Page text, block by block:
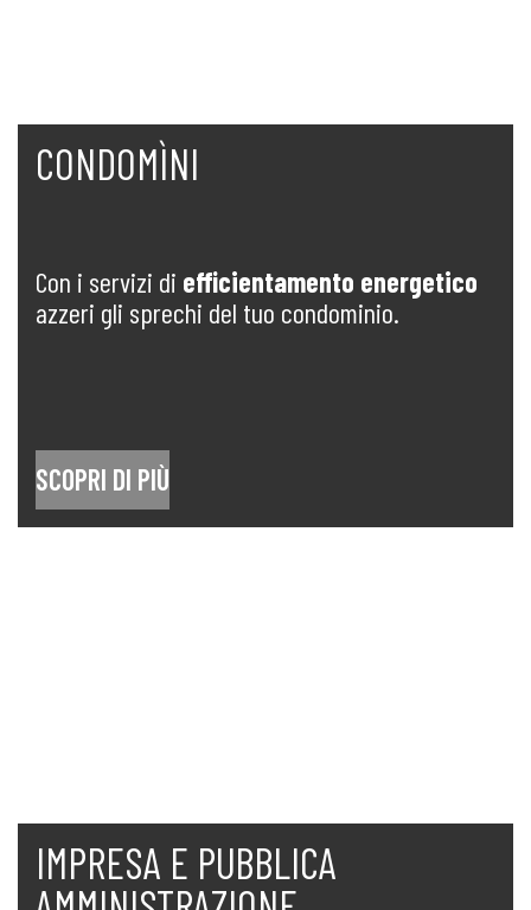
CONDOMÌNI
Con i servizi di efficientamento energetico
azzeri gli sprechi del tuo condominio.
SCOPRI DI PIÙ
IMPRESA E PUBBLICA